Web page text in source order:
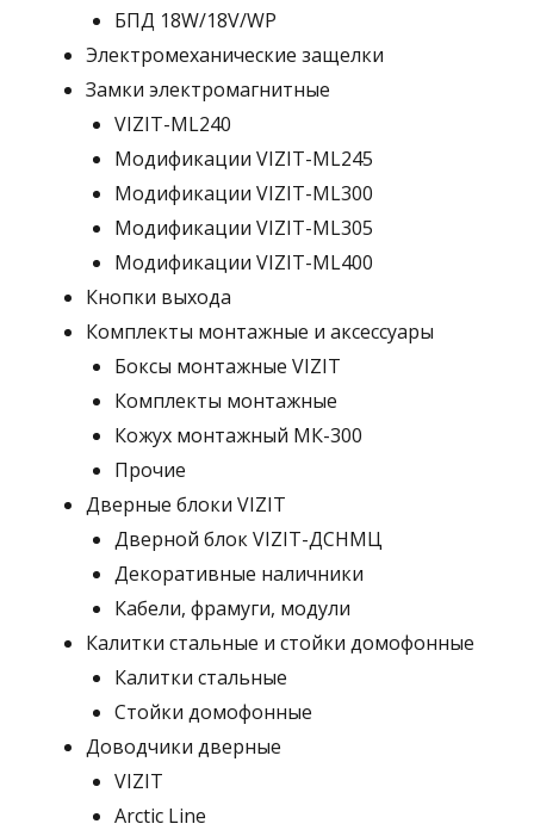
БПД 18W/18V/WP
Электромеханические защелки
Замки электромагнитные
VIZIT-ML240
Модификации VIZIT-ML245
Модификации VIZIT-ML300
Модификации VIZIT-ML305
Модификации VIZIT-ML400
Кнопки выхода
Комплекты монтажные и аксессуары
Боксы монтажные VIZIT
Комплекты монтажные
Кожух монтажный МК-300
Прочие
Дверные блоки VIZIT
Дверной блок VIZIT-ДСНМЦ
Декоративные наличники
Кабели, фрамуги, модули
Калитки стальные и стойки домофонные
Калитки стальные
Стойки домофонные
Доводчики дверные
VIZIT
Arctic Line